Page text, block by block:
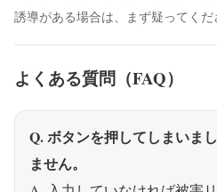
誘導がある場合は、まず疑ってくだ
よくある質問（FAQ）
Q. ボタンを押してしまいま
ません。